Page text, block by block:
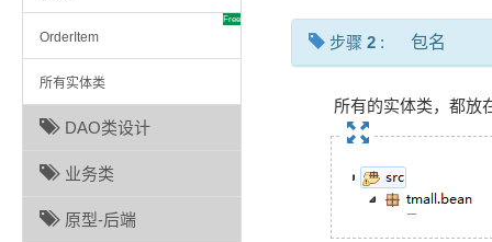
OrderItem
Free
所有实体类
DAO类设计
业务类
原型-后端
步骤 2 : 包名
所有的实体类，都放